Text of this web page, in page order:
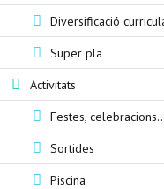
Diversificació
Super pla
Activitats
Festes,
Sortides
Piscina